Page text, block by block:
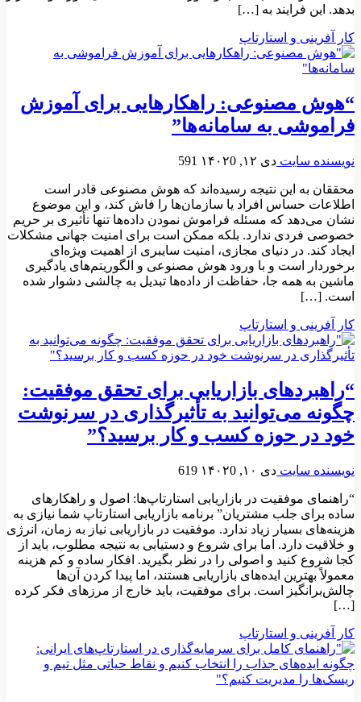
بدهد. این فرایند به […]
کار آفرینی و استارتاپ
“هوش مصنوعی: راهکارهایی برای آموزش
فراموشی به سامانه‌ها”
نویسنده سایت دی ۱۲, ۱۴۰۲ 0
591
محققان به این نتیجه رسیده‌اند که هوش مصنوعی قادر است
اطلاعات حساس افراد یا سازمان‌ها را فاش کند، و این موضوع
نشان می‌دهد که مسئله فراموش نمودن داده‌ها تنها تأثیری بر حریم
خصوصی فردی ندارد. بلکه ممکن است برای امنیت جهانی مشکلات
ایجاد کند. در دنیای مجازی، امنیت سایبری از اهمیت ویژه‌ای
برخوردار است و با ورود هوش مصنوعی و الگوریتم‌های یادگیری
ماشین به همه جا، حفاظت از داده‌ها تبدیل به چالشی دشوار شده
است. […]
کار آفرینی و استارتاپ
“راهبردهای بازاریابی برای تحقق موفقیت:
چگونه می‌توانید به تأثیرگذاری در سرنوشت
خود در حوزه کسب و کار برسید؟”
نویسنده سایت دی ۱۰, ۱۴۰۲ 0
619
“راهنمای موفقیت در بازاریابی استارتاپ‌ها: اصول و راهکارهای
ساده برای جلب مشتریان” برنامه بازاریابی استارتاپ شما نیازی به
هزینه‌های بسیار زیاد ندارد. موفقیت در بازاریابی نیاز به زمان، انرژی
و خلاقیت دارد. اما برای شروع و دستیابی به نتیجه مطلوب، باید از
کجا شروع کنید و اصولی را در نظر بگیرید. افکار ساده و کم هزینه
معمولاً بهترین ایده‌های بازاریابی هستند، اما پیدا کردن آن‌ها
چالش‌برانگیز است. برای موفقیت، باید خارج از مرزهای فکر کرده
[…]
کار آفرینی و استارتاپ